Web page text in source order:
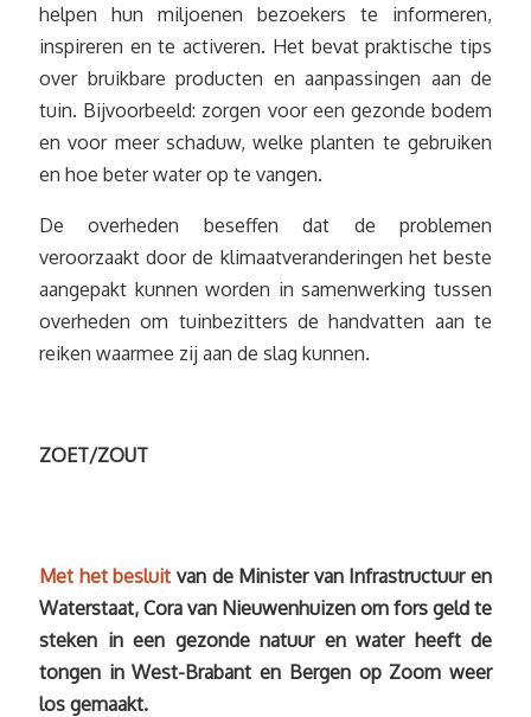
helpen hun miljoenen bezoekers te informeren,
inspireren en te activeren. Het bevat praktische tips
over bruikbare producten en aanpassingen aan de
tuin. Bijvoorbeeld: zorgen voor een gezonde bodem
en voor meer schaduw, welke planten te gebruiken
en hoe beter water op te vangen.
De overheden beseffen dat de problemen
veroorzaakt door de klimaatveranderingen het beste
aangepakt kunnen worden in samenwerking tussen
overheden om tuinbezitters de handvatten aan te
reiken waarmee zij aan de slag kunnen.
ZOET/ZOUT
Met het besluit van de Minister van Infrastructuur en
Waterstaat, Cora van Nieuwenhuizen om fors geld te
steken in een gezonde natuur en water heeft de
tongen in West-Brabant en Bergen op Zoom weer
los gemaakt.